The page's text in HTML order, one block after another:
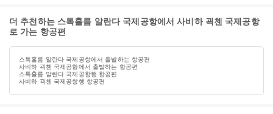
더 추천하는 스톡홀름 알란다 국제공항에서 사비하 괵첸 국제공항
로 가는 항공편
스톡홀름 알란다 국제공항에서 출발하는 항공편
사비하 괵첸 국제공항에서 출발하는 항공편
스톡홀름 알란다 국제공항행 항공편
사비하 괵첸 국제공항행 항공편